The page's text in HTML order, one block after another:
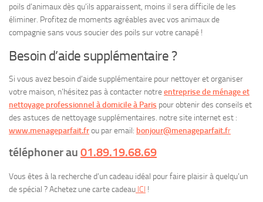
poils d’animaux dès qu’ils apparaissent, moins il sera difficile de les
éliminer. Profitez de moments agréables avec vos animaux de
compagnie sans vous soucier des poils sur votre canapé !
Besoin d’aide supplémentaire ?
Si vous avez besoin d’aide supplémentaire pour nettoyer et organiser
votre maison, n’hésitez pas à contacter notreentreprise de ménage et
nettoyage professionnel à domicile à Paris pour obtenir des conseils et
des astuces de nettoyage supplémentaires. notre site internet est :
www.menageparfait.frou par email: bonjour@menageparfait.fr
téléphoner au 01.89.19.68.69
Vous êtes à la recherche d’un cadeau idéal pour faire plaisir à quelqu’un
de spécial ? Achetez une carte cadeau ICI !